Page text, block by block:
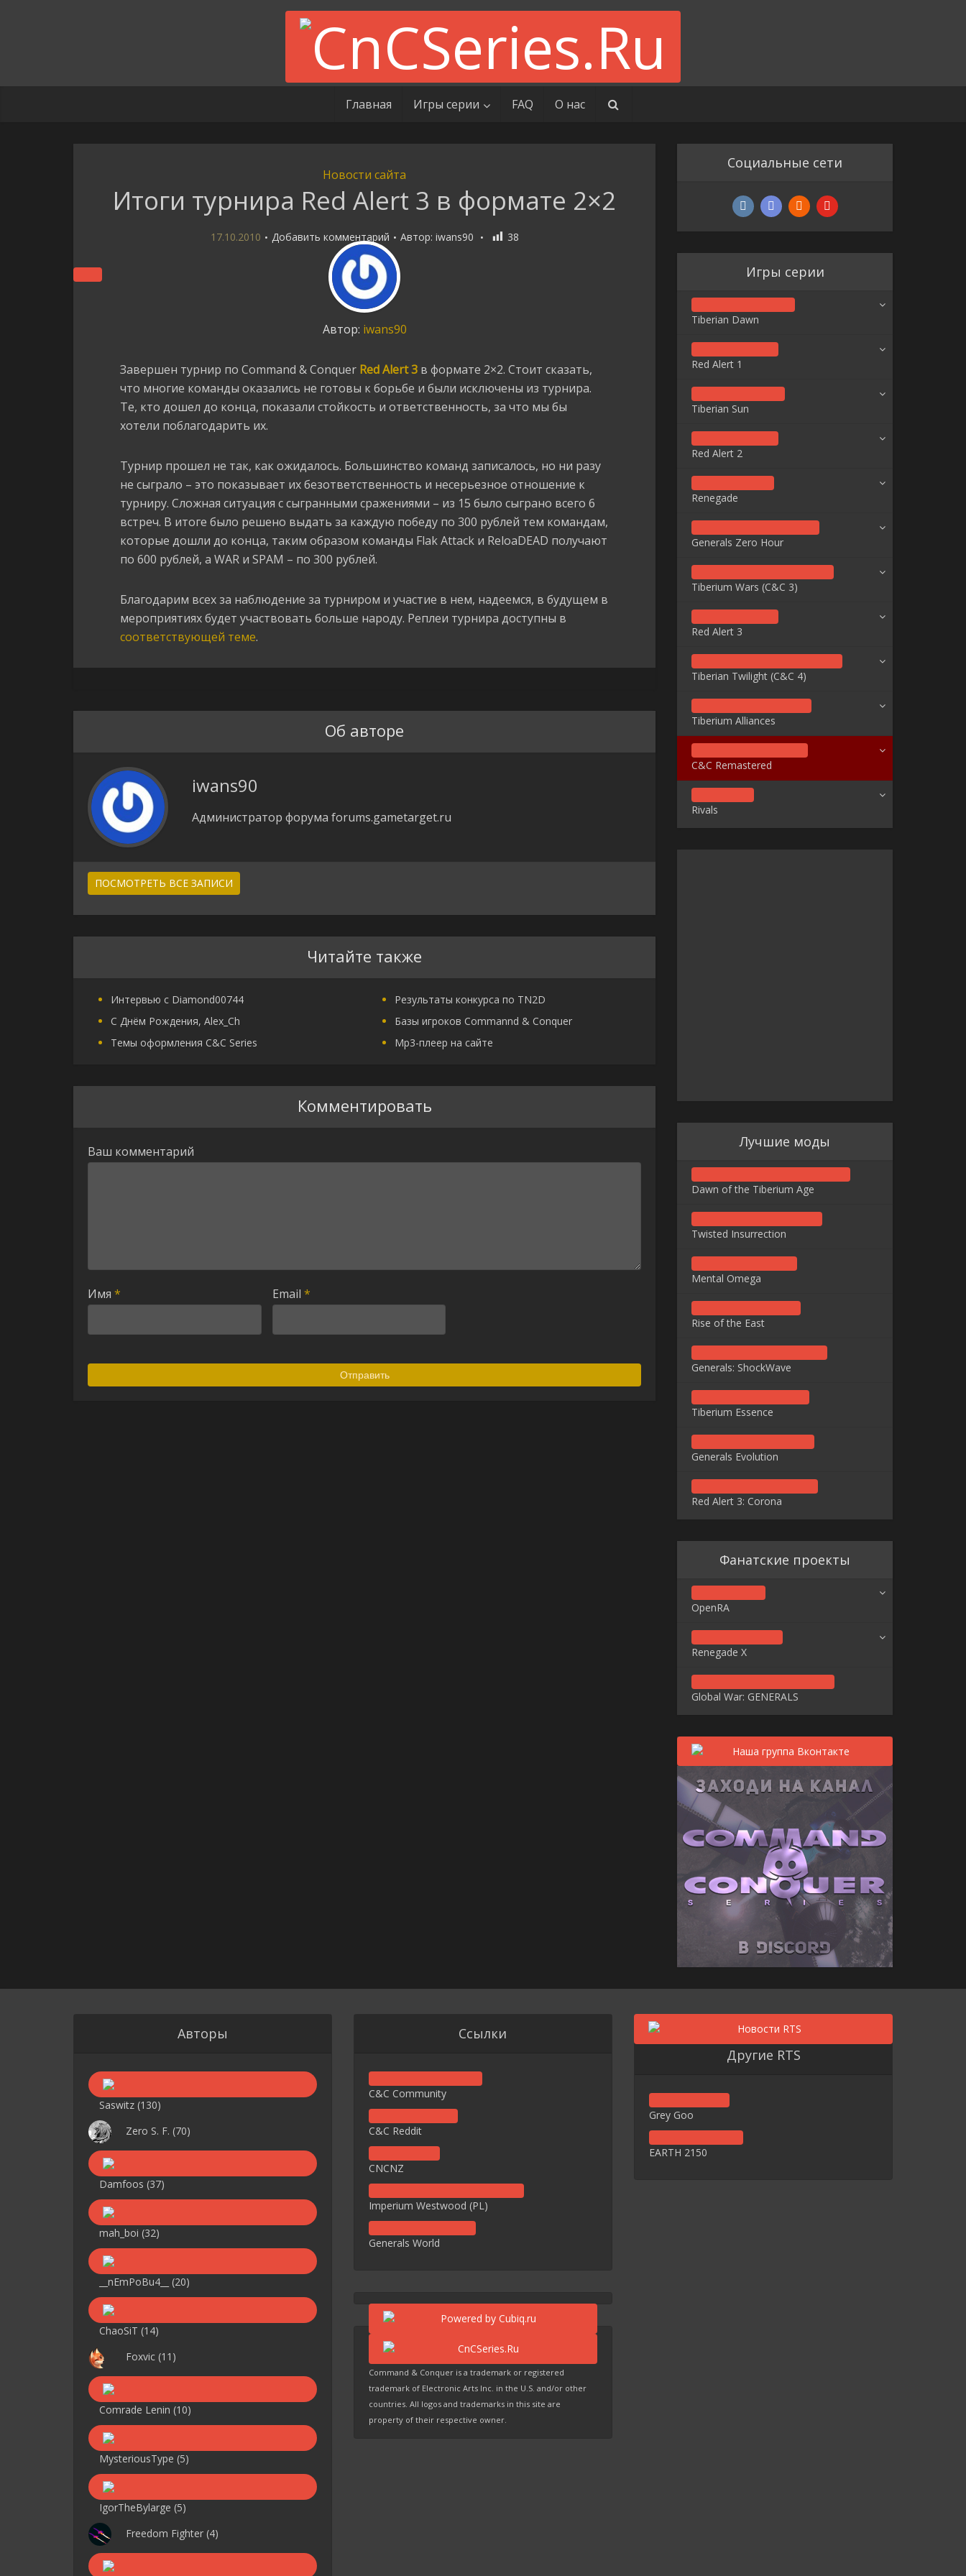
Главная Игры серии FAQ О нас
Новости сайта
Итоги турнира Red Alert 3 в формате 2×2
17.10.2010 Добавить комментарий Автор: iwans90 38
Автор: iwans90
Завершен турнир по Command & Conquer Red Alert 3 в формате 2×2. Стоит сказать,
что многие команды оказались не готовы к борьбе и были исключены из турнира.
Те, кто дошел до конца, показали стойкость и ответственность, за что мы бы
хотели поблагодарить их.
Турнир прошел не так, как ожидалось. Большинство команд записалось, но ни разу
не сыграло – это показывает их безответственность и несерьезное отношение к
турниру. Сложная ситуация с сыгранными сражениями – из 15 было сыграно всего 6
встреч. В итоге было решено выдать за каждую победу по 300 рублей тем командам,
которые дошли до конца, таким образом команды Flak Attack и ReloaDEAD получают
по 600 рублей, а WAR и SPAM – по 300 рублей.
Благодарим всех за наблюдение за турниром и участие в нем, надеемся, в будущем в
мероприятиях будет участвовать больше народу. Реплеи турнира доступны в
соответствующей теме.
Об авторе
iwans90
Администратор форума forums.gametarget.ru
ПОСМОТРЕТЬ ВСЕ ЗАПИСИ
Читайте также
Интервью с Diamond00744
Результаты конкурса по TN2D
С Днём Рождения, Alex_Ch
Базы игроков Commannd & Conquer
Темы оформления C&C Series
Mp3-плеер на сайте
Комментировать
Ваш комментарий
Имя * Email *
Социальные сети
Игры серии
Tiberian Dawn
Red Alert 1
Tiberian Sun
Red Alert 2
Renegade
Generals Zero Hour
Tiberium Wars (C&C 3)
Red Alert 3
Tiberian Twilight (C&C 4)
Tiberium Alliances
C&C Remastered
Rivals
Лучшие моды
Dawn of the Tiberium Age
Twisted Insurrection
Mental Omega
Rise of the East
Generals: ShockWave
Tiberium Essence
Generals Evolution
Red Alert 3: Corona
Фанатские проекты
OpenRA
Renegade X
Global War: GENERALS
Авторы
Saswitz (130)
Zero S. F. (70)
Damfoos (37)
mah_boi (32)
__nEmPoBu4__ (20)
ChaoSiT (14)
Foxvic (11)
Comrade Lenin (10)
MysteriousType (5)
IgorTheBylarge (5)
Freedom Fighter (4)
Ссылки
C&C Community
C&C Reddit
CNCNZ
Imperium Westwood (PL)
Generals World
Command & Conquer is a trademark or registered
trademark of Electronic Arts Inc. in the U.S. and/or other
countries. All logos and trademarks in this site are
property of their respective owner.
Другие RTS
Grey Goo
EARTH 2150